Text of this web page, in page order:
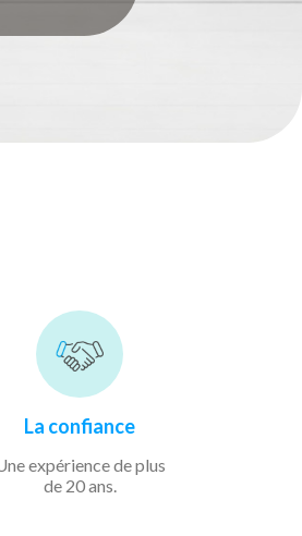
La confiance
expérience deplus
de 20 ans.